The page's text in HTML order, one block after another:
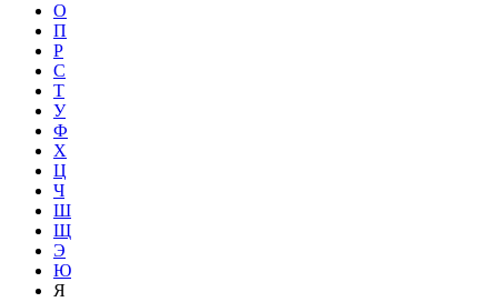
О
П
Р
С
Т
У
Ф
Х
Ц
Ч
Ш
Щ
Э
Ю
Я